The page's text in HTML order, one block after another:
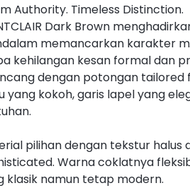
Authority. Timeless Distinction.
Dark Brown
memancarkan karakter
kehilangan kesan formal dan
dengan potongan tailored
yang kokoh, garis lapel yang
pilihan dengan tekstur
Warna coklatnya
klasik namun tetap modern.